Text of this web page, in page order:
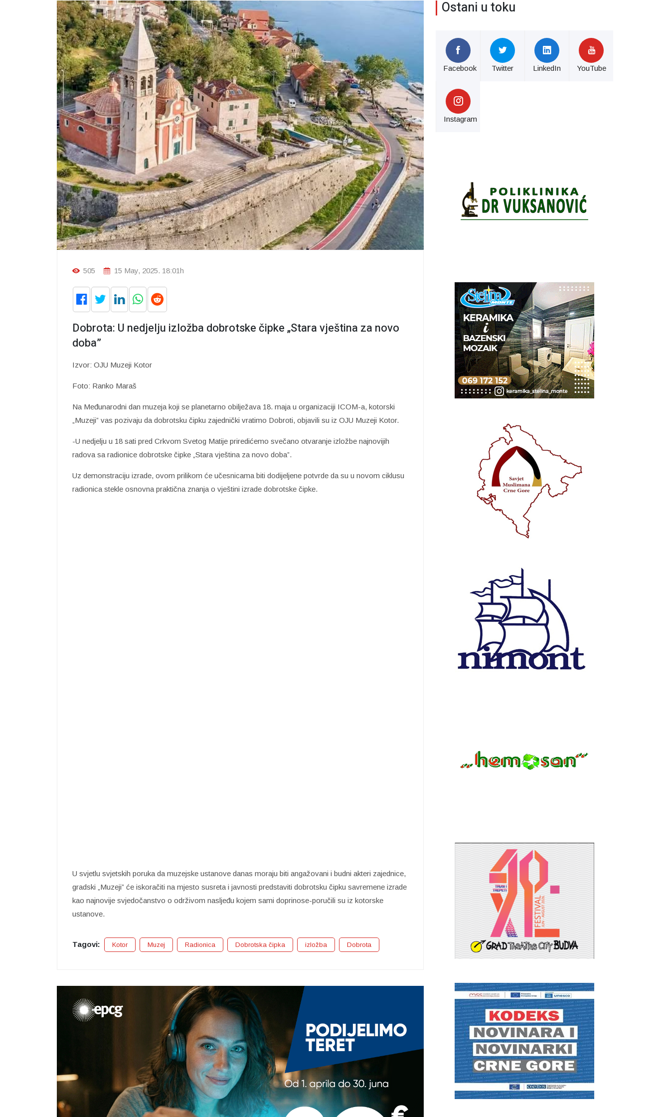
505 15 May, 2025. 18:01h
Dobrota: U nedjelju izložba dobrotske čipke „Stara vještina za novo
doba”
Izvor: OJU Muzeji Kotor
Foto: Ranko Maraš
Na Međunarodni dan muzeja koji se planetarno obilježava 18. maja u organizaciji ICOM-a, kotorski
„Muzeji” vas pozivaju da dobrotsku čipku zajednički vratimo Dobroti, objavili su iz OJU Muzeji Kotor.
-U nedjelju u 18 sati pred Crkvom Svetog Matije priredićemo svečano otvaranje izložbe najnovijih
radova sa radionice dobrotske čipke „Stara vještina za novo doba”.
Uz demonstraciju izrade, ovom prilikom će učesnicama biti dodijeljene potvrde da su u novom ciklusu
radionica stekle osnovna praktična znanja o vještini izrade dobrotske čipke.
U svjetlu svjetskih poruka da muzejske ustanove danas moraju biti angažovani i budni akteri zajednice,
gradski „Muzeji” će iskoračiti na mjesto susreta i javnosti predstaviti dobrotsku čipku savremene izrade
kao najnovije svjedočanstvo o održivom nasljeđu kojem sami doprinose-poručili su iz kotorske
ustanove.
Tagovi: Kotor Muzej Radionica Dobrotska čipka izložba Dobrota
Ostani u toku
Facebook Twitter LinkedIn YouTube
Instagram